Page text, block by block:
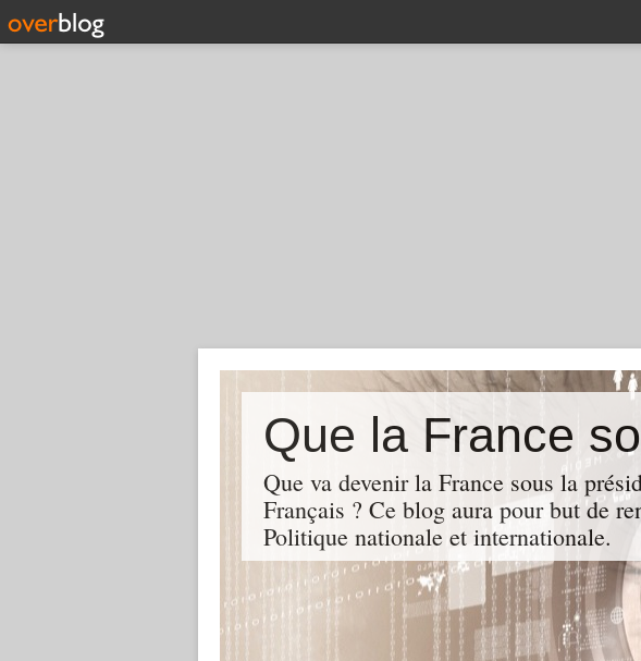
Que la France
Que va devenir la France sous la
Français ? Ce blog aura pour but de
Politique nationale et internationale.